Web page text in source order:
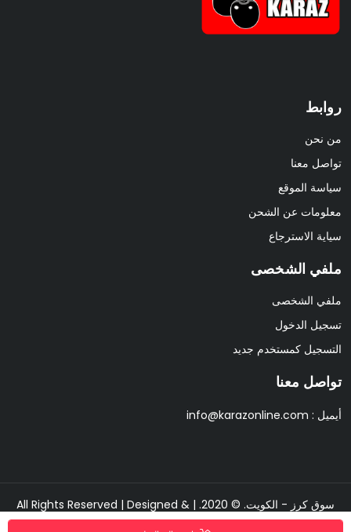
روابط
من نحن
تواصل معنا
سياسة الموقع
معلومات عن الشحن
سياية الاسترجاع
ملفي الشخصى
ملفي الشخصى
تسجيل الدخول
التسجيل كمستخدم جديد
تواصل معنا
أيميل : info@karazonline.com
سوق كرز - الكويت. © 2020. | All Rights Reserved | Designed &
Developed ByPixipine